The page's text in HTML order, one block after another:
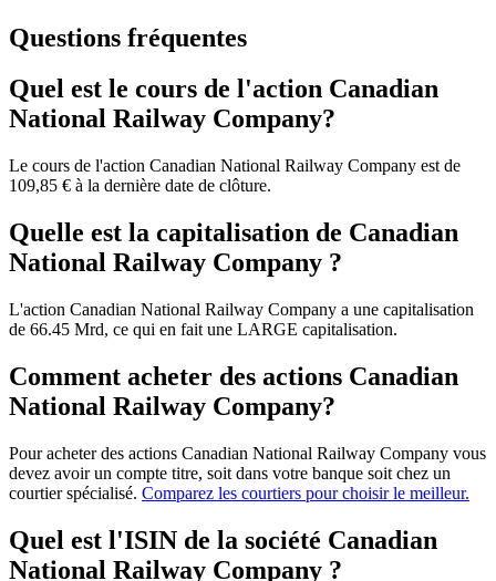
Questions fréquentes
Quel est le cours de l'action Canadian
National Railway Company?
Le cours de l'action Canadian National Railway Company est de
109,85 € à la dernière date de clôture.
Quelle est la capitalisation de Canadian
National Railway Company ?
L'action Canadian National Railway Company a une capitalisation
de 66.45 Mrd, ce qui en fait une LARGE capitalisation.
Comment acheter des actions Canadian
National Railway Company?
Pour acheter des actions Canadian National Railway Company vous
devez avoir un compte titre, soit dans votre banque soit chez un
courtier spécialisé. Comparez les courtiers pour choisir le meilleur.
Quel est l'ISIN de la société Canadian
National Railway Company ?